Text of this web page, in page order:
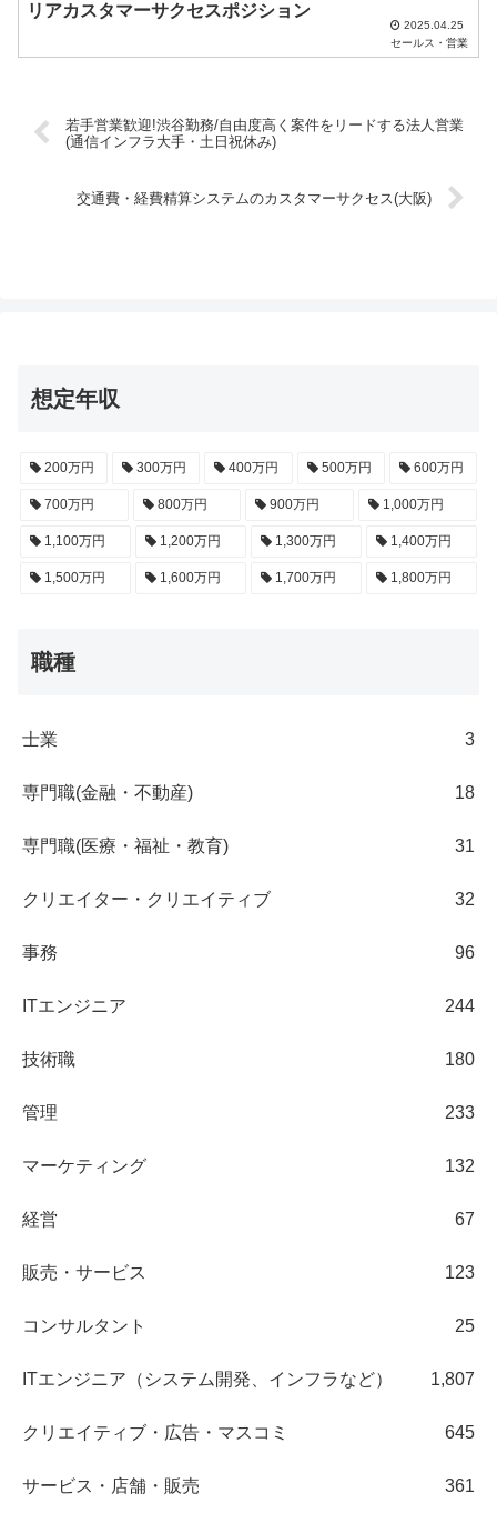
リアカスタマーサクセスポジション
2025.04.25
セールス・営業
若手営業歓迎!渋谷勤務/自由度高く案件をリードする法人営業
(通信インフラ大手・土日祝休み)
交通費・経費精算システムのカスタマーサクセス(大阪)
想定年収
200万円 300万円 400万円 500万円 600万円
700万円 800万円 900万円 1,000万円
1,100万円 1,200万円 1,300万円 1,400万円
1,500万円 1,600万円 1,700万円 1,800万円
職種
士業 3
専門職(金融・不動産) 18
専門職(医療・福祉・教育) 31
クリエイター・クリエイティブ 32
事務 96
ITエンジニア 244
技術職 180
管理 233
マーケティング 132
経営 67
販売・サービス 123
コンサルタント 25
ITエンジニア（システム開発、インフラなど） 1,807
クリエイティブ・広告・マスコミ 645
サービス・店舗・販売 361